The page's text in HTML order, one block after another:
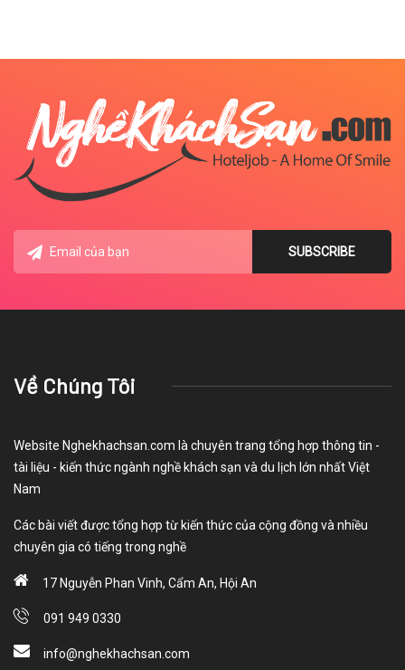
Về Chúng Tôi
Website Nghekhachsan.com là chuyên trang tổng hợp thông tin -
tài liệu - kiến thức ngành nghề khách sạn và du lịch lớn nhất Việt
Nam
Các bài viết được tổng hợp từ kiến thức của cộng đồng và nhiều
chuyên gia có tiếng trong nghề
17 Nguyễn Phan Vinh, Cẩm An, Hội An
091 949 0330
info@nghekhachsan.com